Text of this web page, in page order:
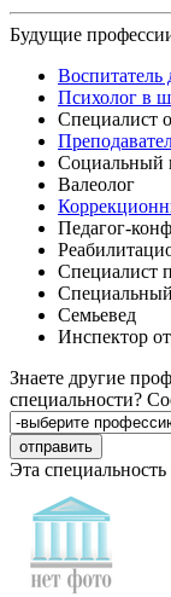
Будущие
Воспитатель
Психолог в
Специалист
Социальный
Валеолог
Педагог-
Специалист
Семьевед
Инспектор
Знаете другие
специальности?
Эта